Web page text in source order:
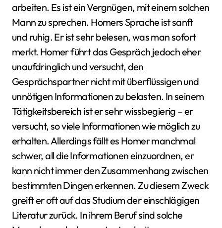
arbeiten. Es ist ein Vergnügen, mit einem solchen
Mann zu sprechen. Homers Sprache ist sanft
und ruhig. Er ist sehr belesen, was man sofort
merkt. Homer führt das Gespräch jedoch eher
unaufdringlich und versucht, den
Gesprächspartner nicht mit überflüssigen und
unnötigen Informationen zu belasten. In seinem
Tätigkeitsbereich ist er sehr wissbegierig – er
versucht, so viele Informationen wie möglich zu
erhalten. Allerdings fällt es Homer manchmal
schwer, all die Informationen einzuordnen, er
kann nicht immer den Zusammenhang zwischen
bestimmten Dingen erkennen. Zu diesem Zweck
greift er oft auf das Studium der einschlägigen
Literatur zurück. In ihrem Beruf sind solche